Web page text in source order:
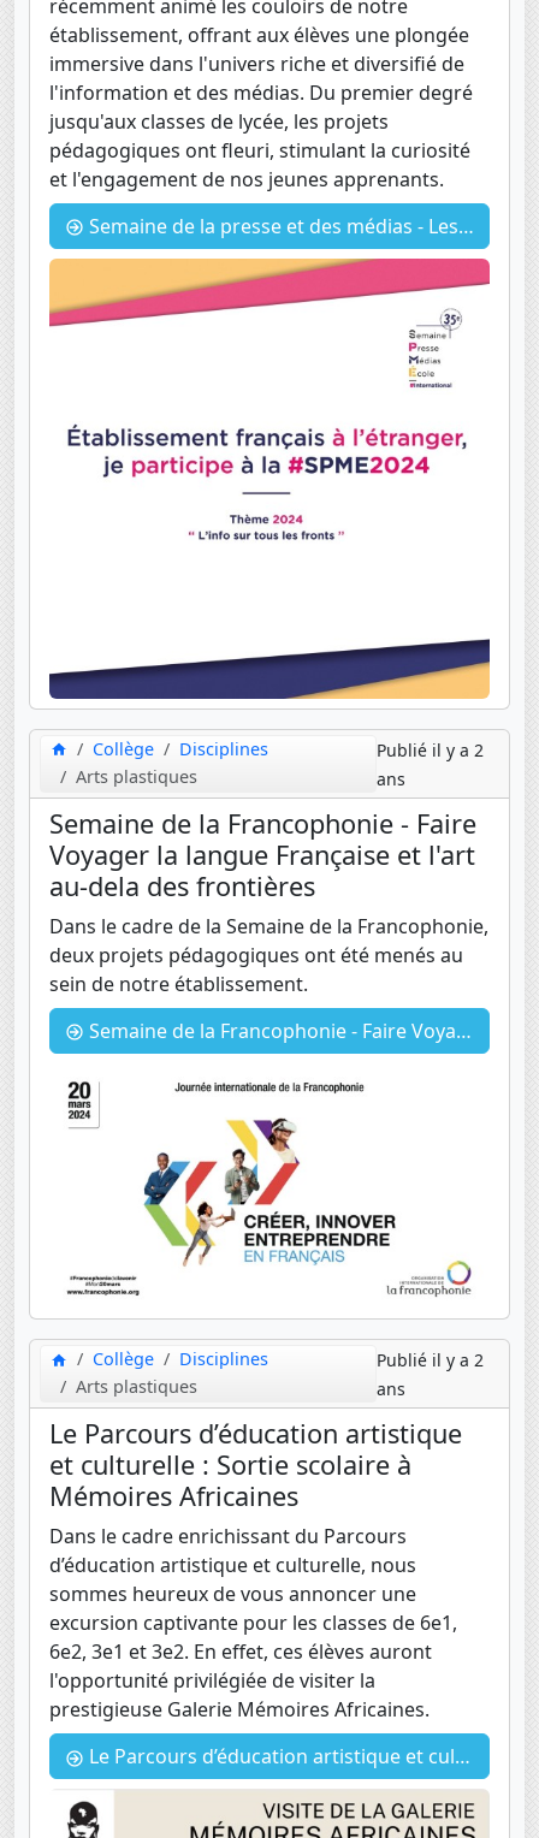
récemment animé les couloirs de notre
établissement, offrant aux élèves une plongée
immersive dans l'univers riche et diversifié de
l'information et des médias. Du premier degré
jusqu'aux classes de lycée, les projets
pédagogiques ont fleuri, stimulant la curiosité
et l'engagement de nos jeunes apprenants.
Semaine de la presse et des médias - Les élèves de 5ème font leur pub
Collège
Disciplines
Arts plastiques
Publié il y a 2
ans
Semaine de la Francophonie - Faire
Voyager la langue Française et l'art
au-dela des frontières
Dans le cadre de la Semaine de la Francophonie,
deux projets pédagogiques ont été menés au
sein de notre établissement.
Semaine de la Francophonie - Faire Voyager la langue Française et l'art au-dela des frontières
Collège
Disciplines
Arts plastiques
Publié il y a 2
ans
Le Parcours d’éducation artistique
et culturelle : Sortie scolaire à
Mémoires Africaines
Dans le cadre enrichissant du Parcours
d’éducation artistique et culturelle, nous
sommes heureux de vous annoncer une
excursion captivante pour les classes de 6e1,
6e2, 3e1 et 3e2. En effet, ces élèves auront
l'opportunité privilégiée de visiter la
prestigieuse Galerie Mémoires Africaines.
Le Parcours d’éducation artistique et culturelle : Sortie scolaire à Mémoires Africaines